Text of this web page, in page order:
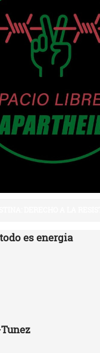
es energia